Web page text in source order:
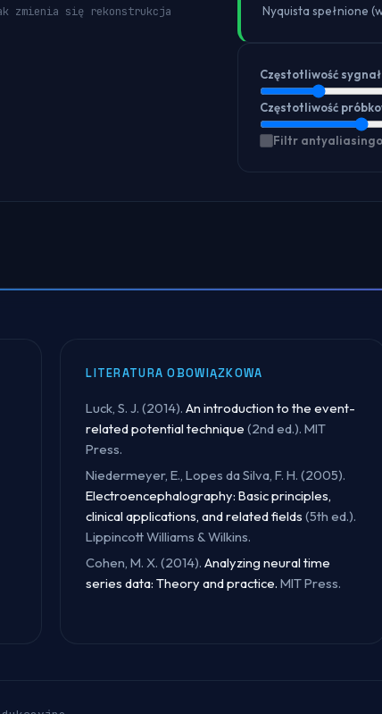
zmienia się rekonstrukcja
Nyquista spełnione
Częstotliwość
Częstotliwość
Filtr
LITERATURA OBOWIĄZKOWA
Luck, S. J. (2014).An introduction to the event-
related potential technique (2nd ed.). MIT
Press.
Niedermeyer, E., Lopes da Silva, F. H. (2005).
Electroencephalography: Basic principles,
clinical applications, and related fields (5th ed.).
Lippincott Williams & Wilkins.
Cohen, M. X. (2014).Analyzing neural time
series data: Theory and practice. MIT Press.